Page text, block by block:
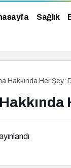
Sağlık
Hakkında Her